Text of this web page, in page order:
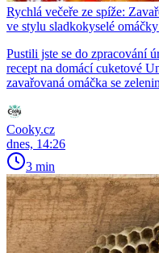
Rychlá večeře ze spíže:
ve stylu sladkokyselé
Pustili jste se do zpracování
recept na domácí cuketové
zavařovaná omáčka se
Cooky.cz
dnes, 14:26
3 min